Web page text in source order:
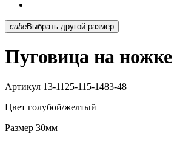
cubeВыбрать другой размер
Пуговица на
Артикул 13-1125-115-1483-48
Цвет голубой/желтый
Размер 30мм